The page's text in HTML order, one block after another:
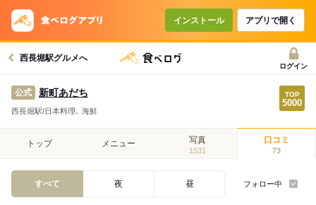
インストール アプリで開く
西長堀駅グルメへ
ログイン
公式 新町あだち
西長堀駅/日本料理､ 海鮮
トップ メニュー 写真
1531
口コミ
73
すべて 夜 昼 フォロー中